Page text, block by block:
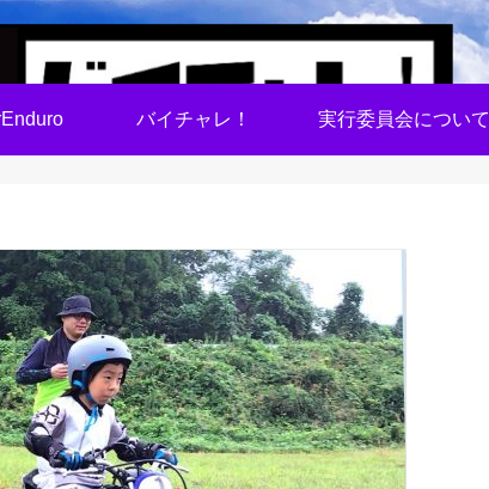
バイチャレ！ 実行委員会について